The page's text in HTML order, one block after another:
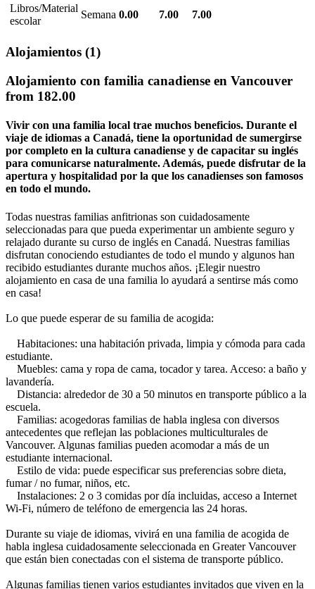
Libros/Material
escolar
Semana 0.00 7.00 7.00
Alojamientos (1)
Alojamiento con familia canadiense en Vancouver
from 182.00
Vivir con una familia local trae muchos beneficios. Durante el
viaje de idiomas a Canadá, tiene la oportunidad de sumergirse
por completo en la cultura canadiense y de capacitar su inglés
para comunicarse naturalmente. Además, puede disfrutar de la
apertura y hospitalidad por la que los canadienses son famosos
en todo el mundo.
Todas nuestras familias anfitrionas son cuidadosamente
seleccionadas para que pueda experimentar un ambiente seguro y
relajado durante su curso de inglés en Canadá. Nuestras familias
disfrutan conociendo estudiantes de todo el mundo y algunos han
recibido estudiantes durante muchos años. ¡Elegir nuestro
alojamiento en casa de una familia lo ayudará a sentirse más como
en casa!
Lo que puede esperar de su familia de acogida:
Habitaciones: una habitación privada, limpia y cómoda para cada
estudiante.
Muebles: cama y ropa de cama, tocador y tarea. Acceso: a baño y
lavandería.
Distancia: alrededor de 30 a 50 minutos en transporte público a la
escuela.
Familias: acogedoras familias de habla inglesa con diversos
antecedentes que reflejan las poblaciones multiculturales de
Vancouver. Algunas familias pueden acomodar a más de un
estudiante internacional.
Estilo de vida: puede especificar sus preferencias sobre dieta,
fumar / no fumar, niños, etc.
Instalaciones: 2 o 3 comidas por día incluidas, acceso a Internet
Wi-Fi, número de teléfono de emergencia las 24 horas.
Durante su viaje de idiomas, vivirá en una familia de acogida de
habla inglesa cuidadosamente seleccionada en Greater Vancouver
que están bien conectadas con el sistema de transporte público.
Algunas familias tienen varios estudiantes invitados que viven en la